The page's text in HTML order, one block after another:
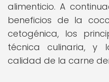
alimenticio. A
beneficios de la
cetogénica, los
técnica culinaria, y
calidad de la carne